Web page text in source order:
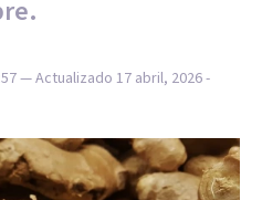
— Actualizado 17 abril, 2026 -